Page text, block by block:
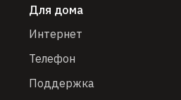
Для дома
Интернет
Телефон
Поддержка